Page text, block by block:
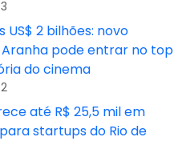
US$ 2 bilhões: novo
pode entrar no top
do cinema
até R$ 25,5 mil em
startups do Rio de